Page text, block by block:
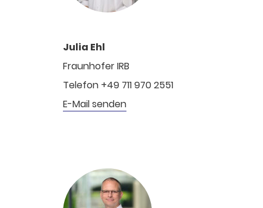
Julia Ehl
Fraunhofer IRB
Telefon +49 711 970 2551
E-Mail senden